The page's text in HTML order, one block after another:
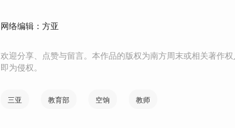
网络编辑：方亚
欢迎分享、点赞与留言。本作品的版权为南方周末或相关著作
即为侵权。
三亚 教育部 空饷 教师